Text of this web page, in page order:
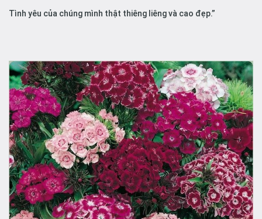
Tình yêu của chúng mình thật thiêng liêng và cao đẹp.”